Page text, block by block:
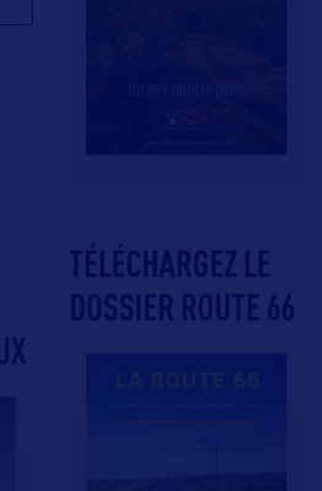
TÉLÉCHARGEZ LE
DOSSIER ROUTE 66